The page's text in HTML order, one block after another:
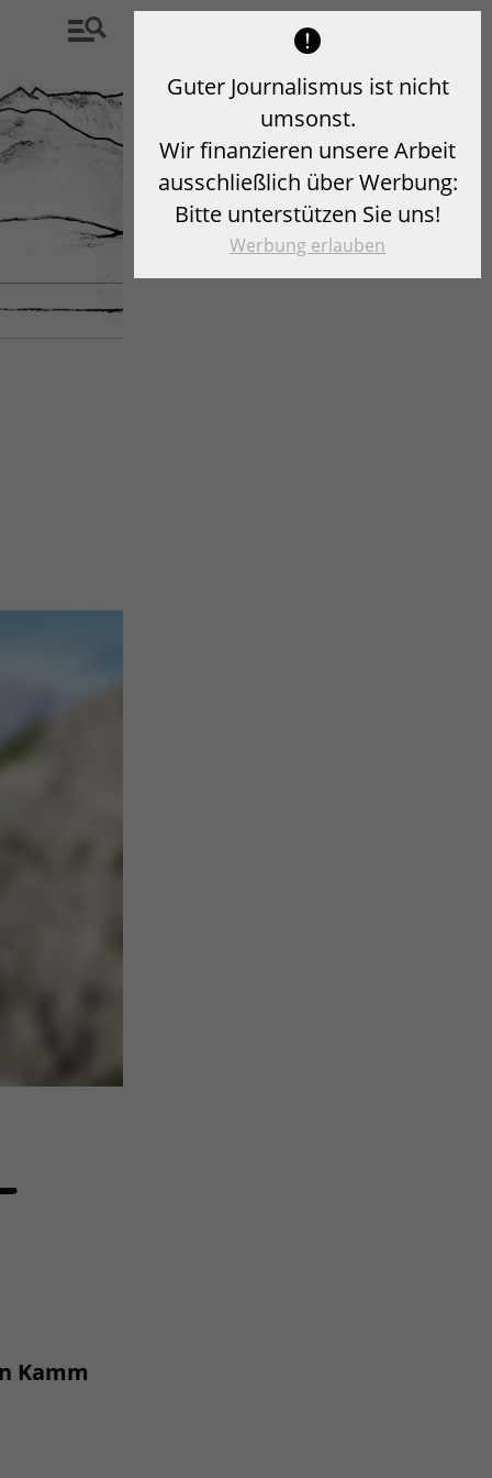
Kamm
Guter Journalismus ist nicht
umsonst.
Wir finanzieren unsere Arbeit
ausschließlich über Werbung:
Bitte unterstützen Sie uns!
Werbung erlauben